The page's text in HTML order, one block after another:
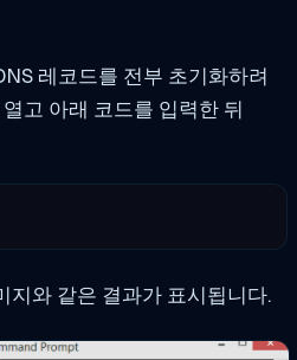
레코드를 전부 초기화하려
고 아래 코드를 입력한 뒤
지와 같은 결과가 표시됩니다.